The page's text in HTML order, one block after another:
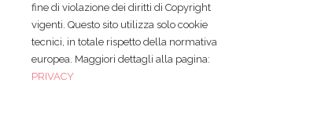
fine di violazione dei diritti di Copyright
vigenti. Questo sito utilizza solo cookie
tecnici, in totale rispetto della normativa
europea. Maggiori dettagli alla pagina:
PRIVACY